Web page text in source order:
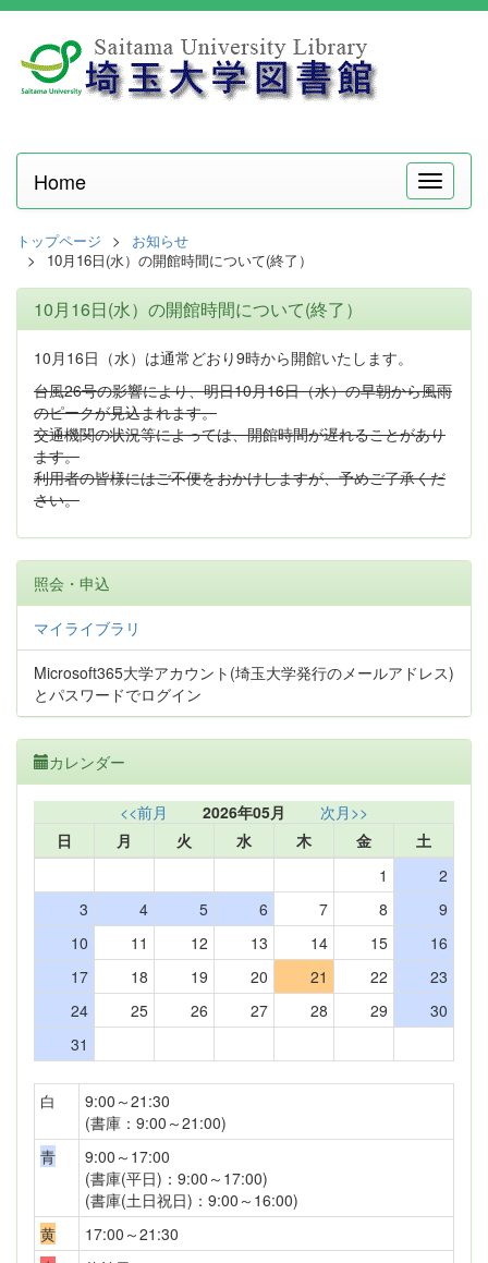
メ
ニ
Home
トップページ
お知らせ
10月16日(水）の開館時間について(終了）
10月16日(水）の開館時間について(終了）
10月16日（水）は通常どおり9時から開館いたします。
台風26号の影響により、明日10月16日（水）の早朝から風雨
のピークが見込まれます。
交通機関の状況等によっては、開館時間が遅れることがあり
ます。
利用者の皆様にはご不便をおかけしますが、予めご了承くだ
さい。
照会・申込
マイライブラリ
Microsoft365大学アカウント(埼玉大学発行のメールアドレス)
とパスワードでログイン
カレンダー
<<前月 2026年05月
次月>>
日
月 火 水 木 金
土
1
2
3
4 5 6 7 8
9
10
11 12 13 14 15
16
17
18 19 20 21 22
23
24
25 26 27 28 29
30
31
白
9:00～21:30
(書庫：9:00～21:00)
青
9:00～17:00
(書庫(平日)：9:00～17:00)
(書庫(土日祝日)：9:00～16:00)
黄
17:00～21:30